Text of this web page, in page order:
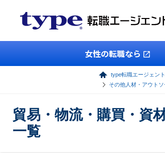
女性の転職なら
type転職エージェント
その他人材・アウト
貿易・物流・購買・資
一覧